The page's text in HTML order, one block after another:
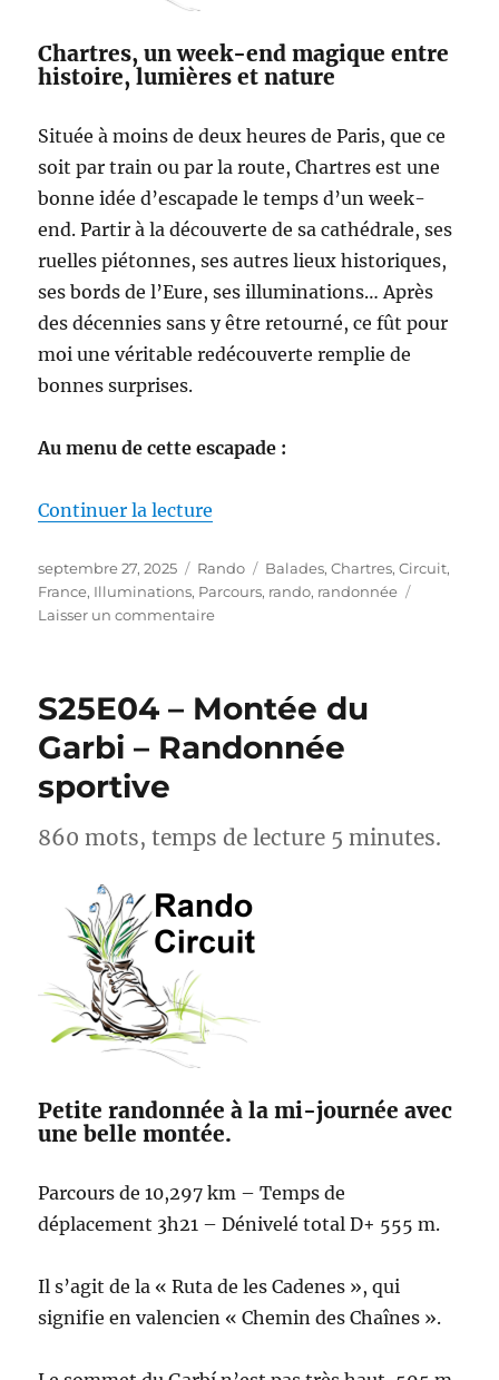
Chartres, un week-end magique entre
histoire, lumières et nature
Située à moins de deux heures de Paris, que ce
soit par train ou par la route, Chartres est une
bonne idée d’escapade le temps d’un week-
end. Partir à la découverte de sa cathédrale, ses
ruelles piétonnes, ses autres lieux historiques,
ses bords de l’Eure, ses illuminations… Après
des décennies sans y être retourné, ce fût pour
moi une véritable redécouverte remplie de
bonnes surprises.
Au menu de cette escapade :
Continuer la lecture
Publié
le
septembre 27, 2025 Catégories
Rando Étiquettes
Balades,Chartres,Circuit,
France, Illuminations, Parcours, rando, randonnée
Laisser un commentairesur
le
d’un
S25E04 – Montée du
Garbi – Randonnée
sportive
860 mots, temps de lecture 5 minutes.
Petite randonnée à la mi-journée avec
une belle montée.
Parcours de 10,297 km – Temps de
déplacement 3h21 – Dénivelé total D+ 555 m.
Il s’agit de la « Ruta de les Cadenes », qui
signifie en valencien « Chemin des Chaînes ».